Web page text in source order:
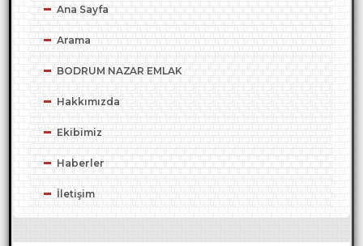
Ana Sayfa
Arama
BODRUM NAZAR EMLAK
Hakkımızda
Ekibimiz
Haberler
İletişim